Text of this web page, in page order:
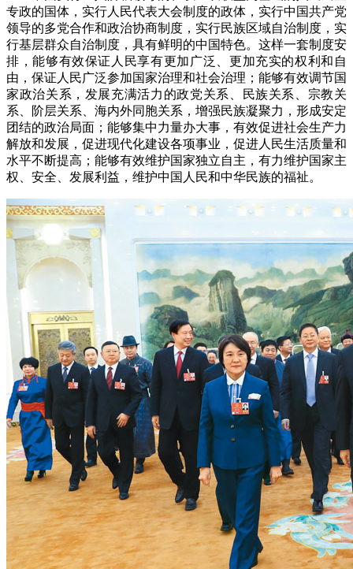
专政的国体，实行人民代表大会制度的政体，实行中国共产党
领导的多党合作和政治协商制度，实行民族区域自治制度，实
行基层群众自治制度，具有鲜明的中国特色。这样一套制度安
排，能够有效保证人民享有更加广泛、更加充实的权利和自
由，保证人民广泛参加国家治理和社会治理；能够有效调节国
家政治关系，发展充满活力的政党关系、民族关系、宗教关
系、阶层关系、海内外同胞关系，增强民族凝聚力，形成安定
团结的政治局面；能够集中力量办大事，有效促进社会生产力
解放和发展，促进现代化建设各项事业，促进人民生活质量和
水平不断提高；能够有效维护国家独立自主，有力维护国家主
权、安全、发展利益，维护中国人民和中华民族的福祉。